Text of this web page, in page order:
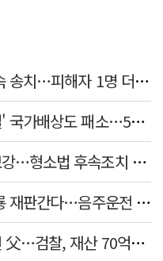
'아동 성매매 혐의' 최영중 구속 송치…피해자 1명 더 있었다
변희재, '최서원 태블릿 조작설' 국가배상도 패소…5천만원 청구 기각
경찰, 기동대 줄여 수사인력 보강…형소법 후속조치 본격화
'뺑소니 후 술타기 의혹' 이재룡 재판간다…음주운전 혐의 제외
아들 운영 불법 도박 수익 숨긴 父…검찰, 재산 70억원 몰수